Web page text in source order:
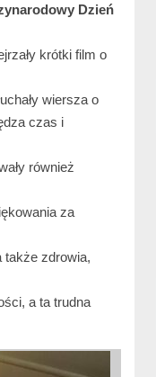
Dzień
krótki film o
wiersza o
czas i
również
za
także zdrowia,
a ta trudna